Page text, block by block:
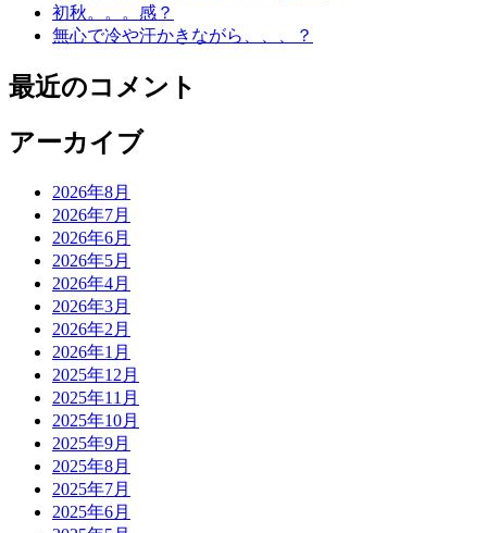
初秋。。。感？
無心で冷や汗かきながら、、、？
最近のコメント
アーカイブ
2026年8月
2026年7月
2026年6月
2026年5月
2026年4月
2026年3月
2026年2月
2026年1月
2025年12月
2025年11月
2025年10月
2025年9月
2025年8月
2025年7月
2025年6月